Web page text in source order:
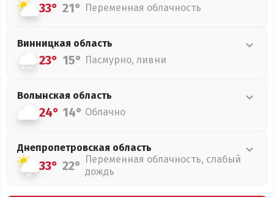
33° 21° Переменная облачность
Винницкая область
23° 15° Пасмурно, ливни
Волынская область
24° 14° Облачно
Днепропетровская область
33° 22° Переменная облачность, слабый
дождь